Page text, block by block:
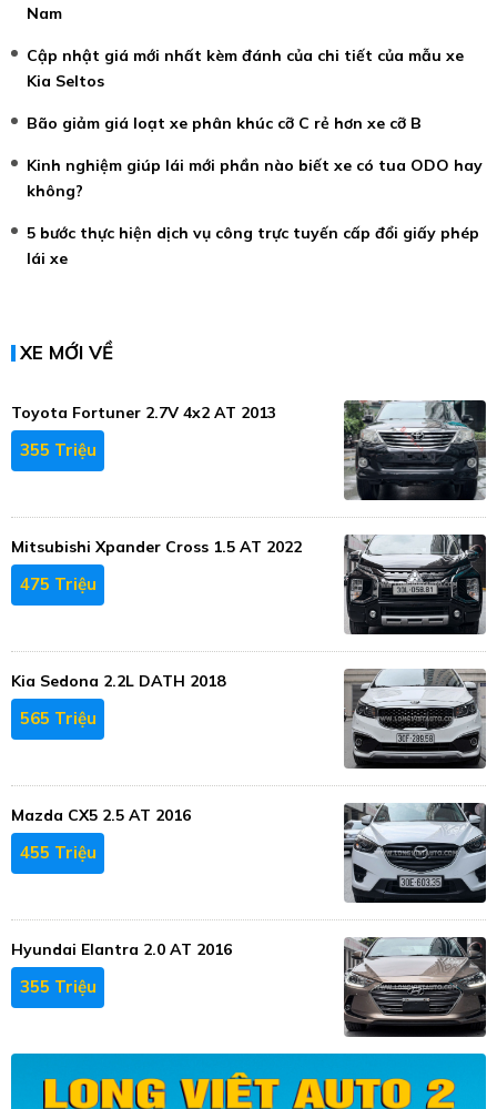
Nam
Cập nhật giá mới nhất kèm đánh của chi tiết của mẫu xe
Kia Seltos
Bão giảm giá loạt xe phân khúc cỡ C rẻ hơn xe cỡ B
Kinh nghiệm giúp lái mới phần nào biết xe có tua ODO hay
không?
5 bước thực hiện dịch vụ công trực tuyến cấp đổi giấy phép
lái xe
XE MỚI VỀ
Toyota Fortuner 2.7V 4x2 AT 2013
355 Triệu
Mitsubishi Xpander Cross 1.5 AT 2022
475 Triệu
Kia Sedona 2.2L DATH 2018
565 Triệu
Mazda CX5 2.5 AT 2016
455 Triệu
Hyundai Elantra 2.0 AT 2016
355 Triệu